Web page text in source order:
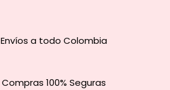
Envíos a todo Colombia
Compras 100% Seguras